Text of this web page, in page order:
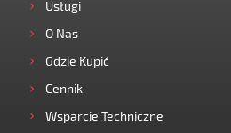
Usługi
O Nas
Gdzie Kupić
Cennik
Wsparcie Techniczne